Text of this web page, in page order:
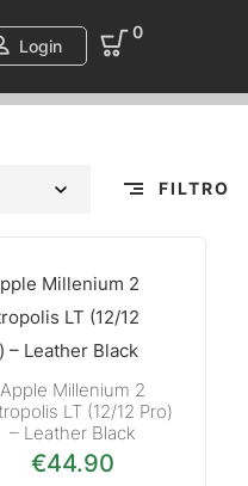
Login
0
FILTRO
Apple Millenium 2
LT (12/12 Pro)
– Leather Black
€44.90